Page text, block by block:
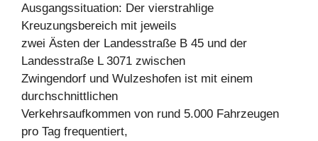
Ausgangssituation: Der vierstrahlige
Kreuzungsbereich mit jeweils
zwei Ästen der Landesstraße B 45 und der
Landesstraße L 3071 zwischen
Zwingendorf und Wulzeshofen ist mit einem
durchschnittlichen
Verkehrsaufkommen von rund 5.000 Fahrzeugen
pro Tag frequentiert,